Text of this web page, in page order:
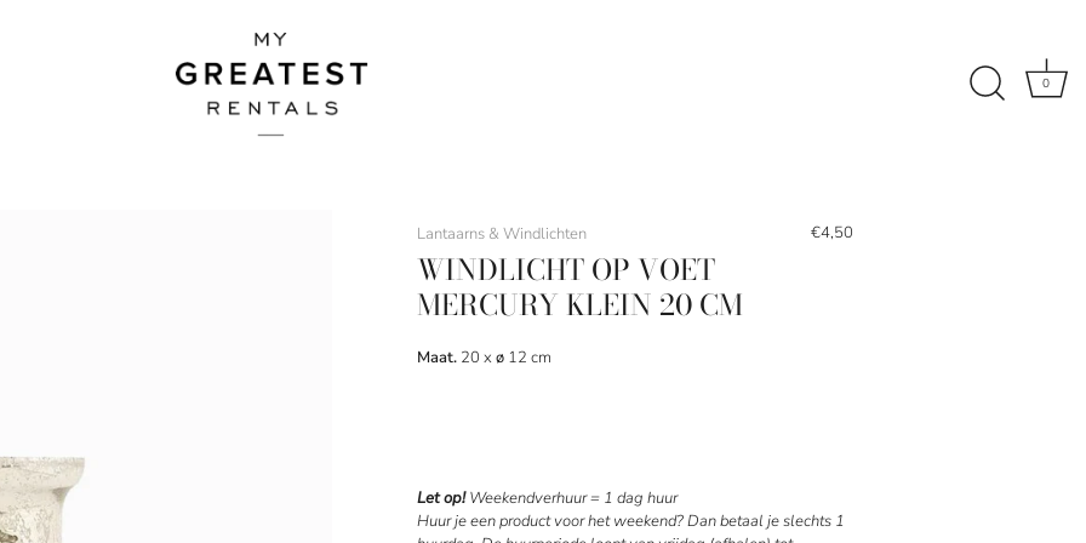
0
Lantaarns & Windlichten €4,50
WINDLICHT OP VOET
MERCURY KLEIN 20 CM
Maat. 20 xø 12 cm
Let op!Weekendverhuur = 1 dag huur
Huur je een product voor het weekend? Dan betaal je slechts 1